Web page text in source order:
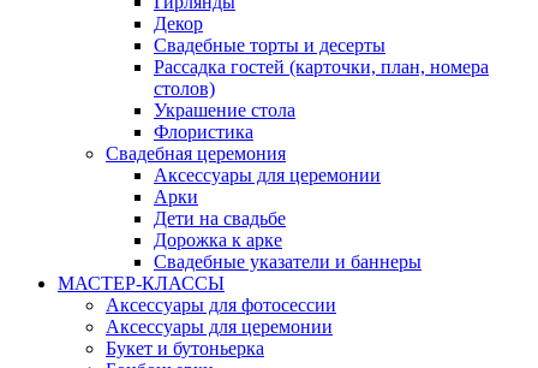
Декор
Свадебные торты и десерты
Рассадка гостей (карточки, план, номера
столов)
Украшение стола
Флористика
Свадебная церемония
Аксессуары для церемонии
Арки
Дети на свадьбе
Дорожка к арке
Свадебные указатели и баннеры
МАСТЕР-КЛАССЫ
Аксессуары для фотосессии
Аксессуары для церемонии
Букет и бутоньерка